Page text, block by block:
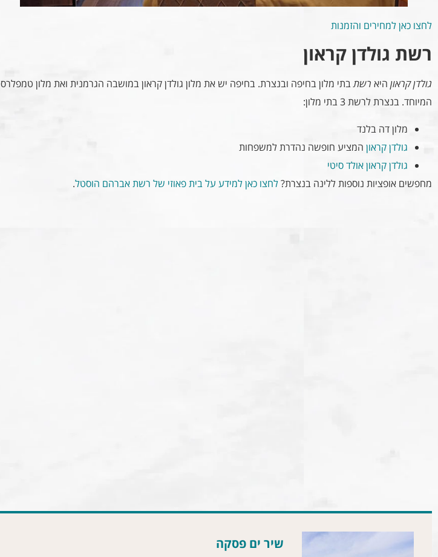
לחצו כאן למחירים והזמנות
רשת גולדן קראון
גולדן קראון היא רשתבתי מלון בחיפה ובנצרת. בחיפה יש את מלון גולדן קראון במושבה הגרמנית ואת מלון טמפלרס
המיוחד. בנצרת לרשת 3 בתי מלון:
מלון דה בלנד
גולדן קראון המציע חופשה נהדרת למשפחות
גולדן קראון אולד סיטי
מחפשים אופציות נוספות ללינה בנצרת?לחצו כאן למידע על בית פאוזי של רשת אברהם הוסטל.
שיר ים פסקה